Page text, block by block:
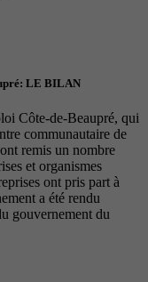
LE BILAN
Côte-de-Beaupré, qui
communautaire de
remis un nombre
et organismes
ont pris part à
a été rendu
gouvernement du